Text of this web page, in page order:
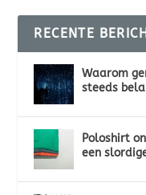
RECENTE
Waarom
steeds
Poloshirt
een